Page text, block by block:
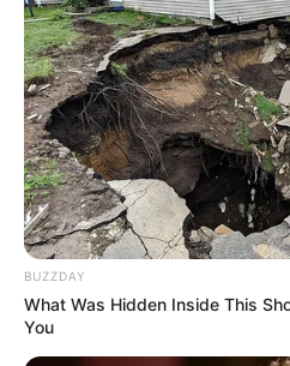
BUZZDAY
What Was Hidden Inside This
You